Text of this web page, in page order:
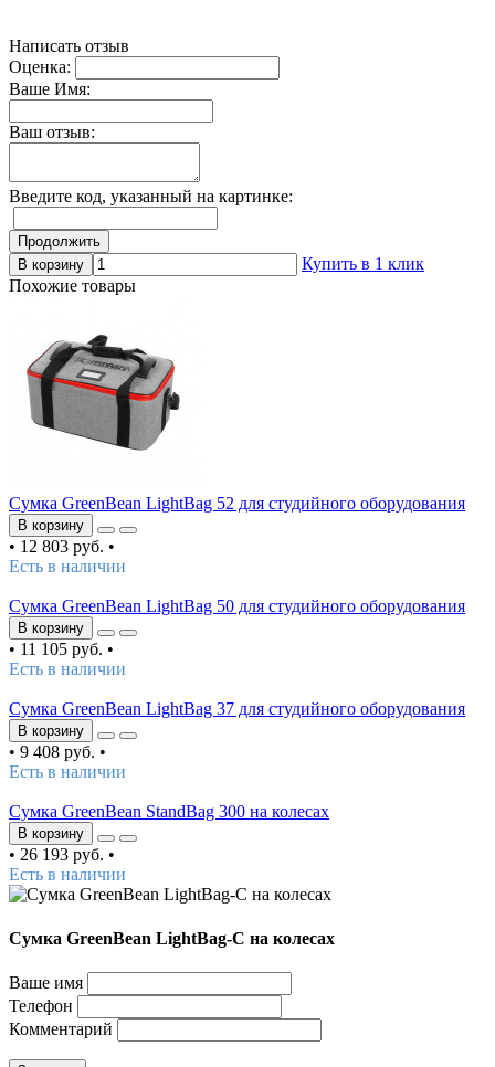
Написать отзыв
Оценка:
Ваше Имя:
Ваш отзыв:
Введите код, указанный на картинке:
Продолжить
В корзину
Купить в 1 клик
Похожие товары
Сумка GreenBean LightBag 52 для студийного оборудования
В корзину
• 12 803 руб. •
Есть в наличии
Сумка GreenBean LightBag 50 для студийного оборудования
В корзину
• 11 105 руб. •
Есть в наличии
Сумка GreenBean LightBag 37 для студийного оборудования
В корзину
• 9 408 руб. •
Есть в наличии
Сумка GreenBean StandBag 300 на колесах
В корзину
• 26 193 руб. •
Есть в наличии
Сумка GreenBean LightBag-C на колесах
Ваше имя
Телефон
Комментарий